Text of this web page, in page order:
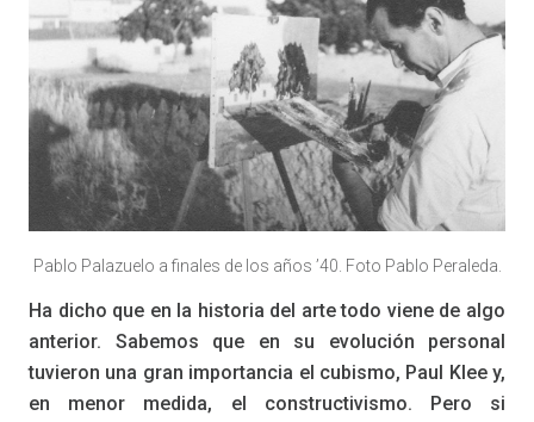
Pablo Palazuelo a finales de los años ’40. Foto Pablo Peraleda.
Ha dicho que en la historia del arte todo viene de algo
anterior. Sabemos que en su evolución personal
tuvieron una gran importancia el cubismo, Paul Klee y,
en menor medida, el constructivismo. Pero si